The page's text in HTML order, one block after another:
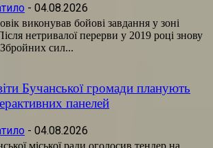
- 04.08.2026
виконував бойові завдання у зоні
нетривалої перерви у 2019 році знову
сил...
Бучанської громади планують
панелей
- 04.08.2026
міської ради оголосив тендер на